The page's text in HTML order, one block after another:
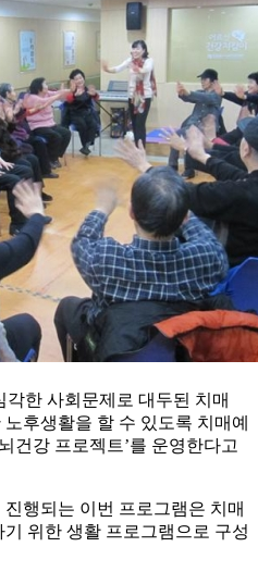
한 사회문제로 대두된 치매
후생활을 할 수 있도록 치매예
건강 프로젝트’를 운영한다고
행되는 이번 프로그램은 치매
위한 생활 프로그램으로 구성